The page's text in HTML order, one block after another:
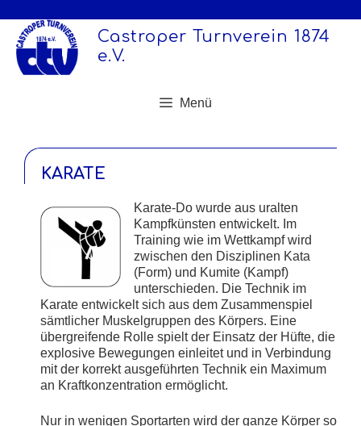
Inhalt
springen
Castroper Turnverein 1874
e.V.
Menü
KARATE
Karate-Do wurde aus uralten
Kampfkünsten entwickelt. Im
Training wie im Wettkampf wird
zwischen den Disziplinen Kata
(Form) und Kumite (Kampf)
unterschieden. Die Technik im
Karate entwickelt sich aus dem Zusammenspiel
sämtlicher Muskelgruppen des Körpers. Eine
übergreifende Rolle spielt der Einsatz der Hüfte, die
explosive Bewegungen einleitet und in Verbindung
mit der korrekt ausgeführten Technik ein Maximum
an Kraftkonzentration ermöglicht.
Nur in wenigen Sportarten wird der ganze Körper so